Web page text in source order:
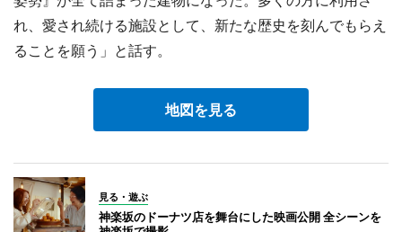
れ、愛され続ける施設として、新たな歴史を刻んでもらえ
ることを願う」と話す。
地図を見る
見る・遊ぶ
神楽坂のドーナツ店を舞台にした映画公開 全シーンを